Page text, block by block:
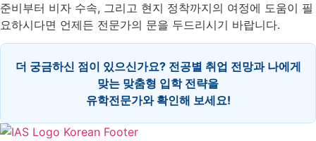
준비부터 비자 수속, 그리고 현지 정착까지의 여정에 도움이 필
요하시다면 언제든 전문가의 문을 두드리시기 바랍니다.
더 궁금하신 점이 있으신가요? 전공별 취업 전망과 나에게
맞는 맞춤형 입학 전략을
유학전문가와 확인해 보세요!